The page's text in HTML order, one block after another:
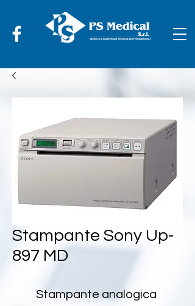
Stampante Sony Up-
897 MD
Stampante analogica